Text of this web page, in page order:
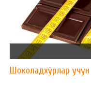
Шоколадхўрлар